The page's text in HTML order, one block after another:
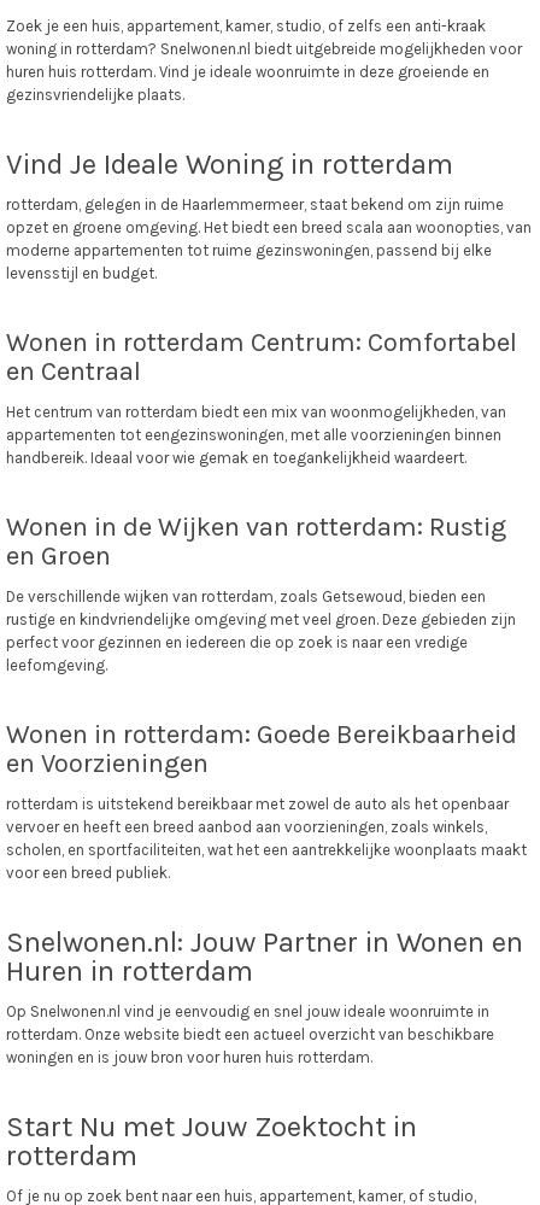
Zoek je een huis, appartement, kamer, studio, of zelfs een anti-kraak
woning in rotterdam? Snelwonen.nl biedt uitgebreide mogelijkheden voor
huren huis rotterdam. Vind je ideale woonruimte in deze groeiende en
gezinsvriendelijke plaats.
Vind Je Ideale Woning in rotterdam
rotterdam, gelegen in de Haarlemmermeer, staat bekend om zijn ruime
opzet en groene omgeving. Het biedt een breed scala aan woonopties, van
moderne appartementen tot ruime gezinswoningen, passend bij elke
levensstijl en budget.
Wonen in rotterdam Centrum: Comfortabel
en Centraal
Het centrum van rotterdam biedt een mix van woonmogelijkheden, van
appartementen tot eengezinswoningen, met alle voorzieningen binnen
handbereik. Ideaal voor wie gemak en toegankelijkheid waardeert.
Wonen in de Wijken van rotterdam: Rustig
en Groen
De verschillende wijken van rotterdam, zoals Getsewoud, bieden een
rustige en kindvriendelijke omgeving met veel groen. Deze gebieden zijn
perfect voor gezinnen en iedereen die op zoek is naar een vredige
leefomgeving.
Wonen in rotterdam: Goede Bereikbaarheid
en Voorzieningen
rotterdam is uitstekend bereikbaar met zowel de auto als het openbaar
vervoer en heeft een breed aanbod aan voorzieningen, zoals winkels,
scholen, en sportfaciliteiten, wat het een aantrekkelijke woonplaats maakt
voor een breed publiek.
Snelwonen.nl: Jouw Partner in Wonen en
Huren in rotterdam
Op Snelwonen.nl vind je eenvoudig en snel jouw ideale woonruimte in
rotterdam. Onze website biedt een actueel overzicht van beschikbare
woningen en is jouw bron voor huren huis rotterdam.
Start Nu met Jouw Zoektocht in
rotterdam
Of je nu op zoek bent naar een huis, appartement, kamer, of studio,